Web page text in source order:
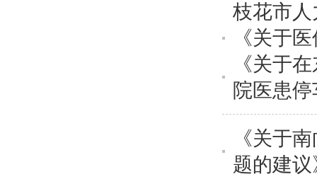
枝花市
《关于
《关于
院医患
《关于
题的建